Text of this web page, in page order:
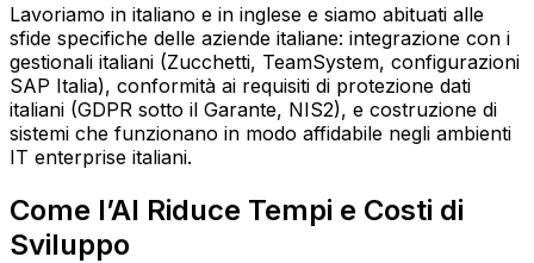
Lavoriamo in italiano e in inglese e siamo abituati alle
sfide specifiche delle aziende italiane: integrazione con i
gestionali italiani (Zucchetti, TeamSystem, configurazioni
SAP Italia), conformità ai requisiti di protezione dati
italiani (GDPR sotto il Garante, NIS2), e costruzione di
sistemi che funzionano in modo affidabile negli ambienti
IT enterprise italiani.
Come l’AI Riduce Tempi e Costi di
Sviluppo